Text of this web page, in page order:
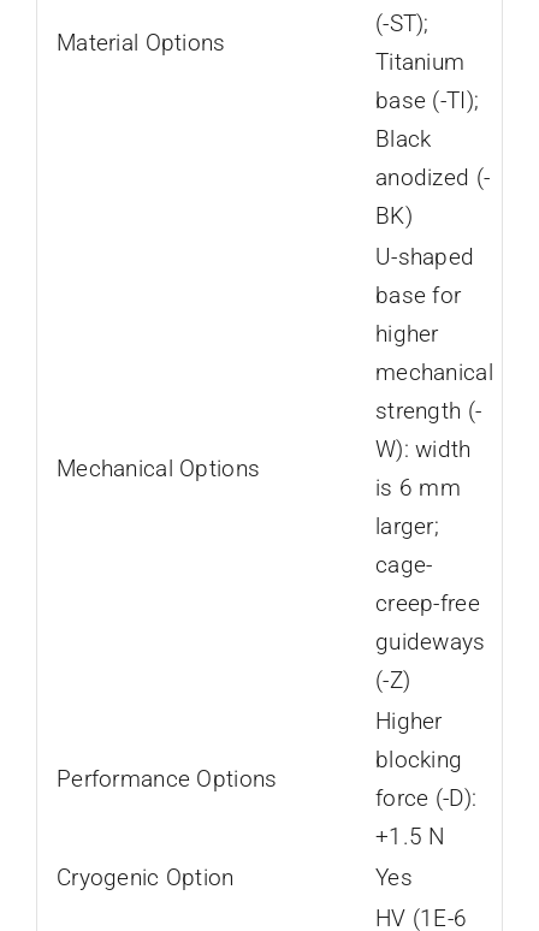
Material Options
(-ST);
Titanium
base (-TI);
Black
anodized (-
BK)
Mechanical Options
U-shaped
base for
higher
mechanical
strength (-
W): width
is 6 mm
larger;
cage-
creep-free
guideways
(-Z)
Performance Options
Higher
blocking
force (-D):
+1.5 N
Cryogenic Option
Yes
HV (1E-6